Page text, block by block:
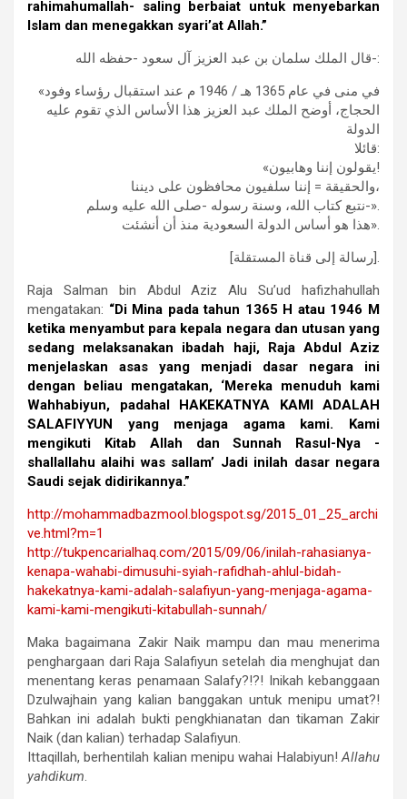
rahimahumallah- saling berbaiat untuk menyebarkan
Islam dan menegakkan syari’at Allah.”
ﻗﺎﻝ ﺍﻟﻤﻠﻚ ﺳﻠﻤﺎﻥ ﺑﻦ ﻋﺒﺪ ﺍﻟﻌﺰﻳﺰ ﺁﻝ ﺳﻌﻮﺩ -ﺣﻔﻈﻪ ﺍﻟﻠﻪ-:
«ﻓﻲ ﻣﻨﻰ ﻓﻲ ﻋﺎﻡ 1365 ﻫـ / 1946 ﻡ ﻋﻨﺪ ﺍﺳﺘﻘﺒﺎﻝ ﺭﺅﺳﺎﺀ ﻭﻓﻮﺩ
ﺍﻟﺤﺠﺎﺝ، ﺃﻭﺿﺢ ﺍﻟﻤﻠﻚ ﻋﺒﺪ ﺍﻟﻌﺰﻳﺰ ﻫﺬﺍ ﺍﻷﺳﺎﺱ ﺍﻟﺬﻱ ﺗﻘﻮﻡ ﻋﻠﻴﻪ
ﺍﻟﺪﻭﻟﺔ
ﻗﺎﺋﻼ:
«ﻳﻘﻮﻟﻮﻥ ﺇﻧﻨﺎ ﻭﻫﺎﺑﻴﻮﻥ!
ﻭﺍﻟﺤﻘﻴﻘﺔ = ﺇﻧﻨﺎ ﺳﻠﻔﻴﻮﻥ ﻣﺤﺎﻓﻈﻮﻥ ﻋﻠﻰ ﺩﻳﻨﻨﺎ،
ﻧﺘﺒﻊ ﻛﺘﺎﺏ ﺍﻟﻠﻪ، ﻭﺳﻨﺔ ﺭﺳﻮﻟﻪ -صلى الله عليه وسلم-».
ﻫﺬﺍ ﻫﻮ ﺃﺳﺎﺱ ﺍﻟﺪﻭﻟﺔ ﺍﻟﺴﻌﻮﺩﻳﺔ ﻣﻨﺬ ﺃﻥ ﺃﻧﺸﺌﺖ».
[ﺭﺳﺎﻟﺔ ﺇﻟﻰ ﻗﻨﺎﺓ ﺍﻟﻤﺴﺘﻘﻠﺔ].
Raja Salman bin Abdul Aziz Alu Su’ud hafizhahullah
mengatakan: “Di Mina pada tahun 1365 H atau 1946 M
ketika menyambut para kepala negara dan utusan yang
sedang melaksanakan ibadah haji, Raja Abdul Aziz
menjelaskan asas yang menjadi dasar negara ini
dengan beliau mengatakan, ‘Mereka menuduh kami
Wahhabiyun, padahal HAKEKATNYA KAMI ADALAH
SALAFIYYUN yang menjaga agama kami. Kami
mengikuti Kitab Allah dan Sunnah Rasul-Nya -
shallallahu alaihi was sallam’ Jadi inilah dasar negara
Saudi sejak didirikannya.”
http://mohammadbazmool.blogspot.sg/2015_01_25_archi
ve.html?m=1
http://tukpencarialhaq.com/2015/09/06/inilah-rahasianya-
kenapa-wahabi-dimusuhi-syiah-rafidhah-ahlul-bidah-
hakekatnya-kami-adalah-salafiyun-yang-menjaga-agama-
kami-kami-mengikuti-kitabullah-sunnah/
Maka bagaimana Zakir Naik mampu dan mau menerima
penghargaan dari Raja Salafiyun setelah dia menghujat dan
menentang keras penamaan Salafy?!?! Inikah kebanggaan
Dzulwajhain yang kalian banggakan untuk menipu umat?!
Bahkan ini adalah bukti pengkhianatan dan tikaman Zakir
Naik (dan kalian) terhadap Salafiyun.
Ittaqillah, berhentilah kalian menipu wahai Halabiyun!Allahu
yahdikum.